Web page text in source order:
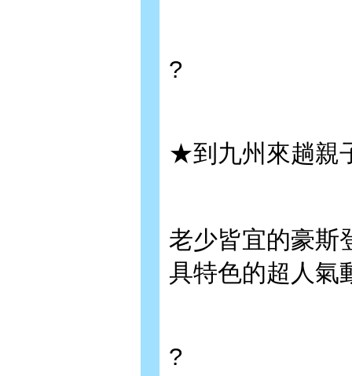
?
★到九州來趟親
老少皆宜的豪斯
具特色的超人氣
?